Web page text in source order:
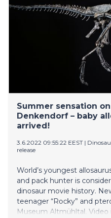
pelaajakokemuksia, jotka
ainutlaatuisesta ilmiöstä.
Summer sensation
Denkendorf – baby
arrived!
3.6.2022 09:55:22 EEST |
release
World’s youngest
and pack hunter is
dinosaur movie history.
teenager “Rocky” and
Museum Altmühltal. Video